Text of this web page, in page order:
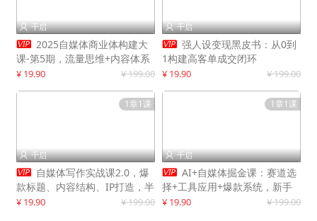
 千启
 2025自媒体商业体构建大
课-第5期，流量思维+内容体系
+变现闭环，打造个人可持续生
¥ 19.90 ¥ 199.00
 千启
 强人设变现黑皮书：从0到
1构建高客单成交闭环
¥ 19.90 ¥ 199.00
1章1课
 千启
 自媒体写作实战课2.0，爆
款标题、内容结构、IP打造，半
年复制30万粉月入10万+
¥ 19.90 ¥ 199.00
1章1课
 千启
 AI+自媒体掘金课：赛道选
择+工具应用+爆款系统，新手
快速起步，副业月入8000+
¥ 19.90 ¥ 199.00